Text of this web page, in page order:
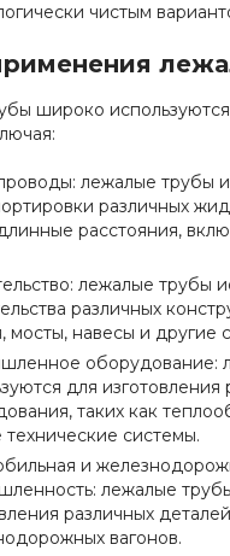
чистым
широко
лежалые трубы
различных
расстояния,
лежалые трубы
различных
мосты, навесы и другие
оборудование:
для изготовления
таких как
технические системы.
и
лежалые
различных
вагонов.